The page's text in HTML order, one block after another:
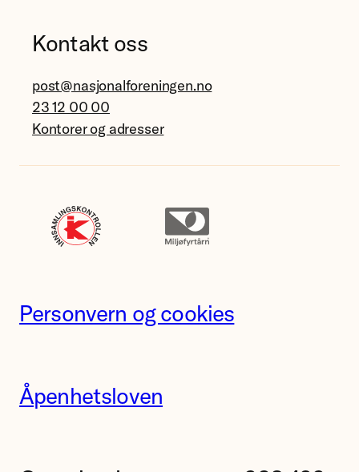
Kontakt oss
post@nasjonalforeningen.no
23 12 00 00
Kontorer og adresser
Personvern og cookies
Åpenhetsloven